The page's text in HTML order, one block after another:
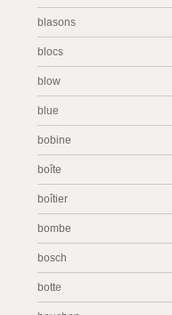
blasons
blocs
blow
blue
bobine
boîte
boîtier
bombe
bosch
botte